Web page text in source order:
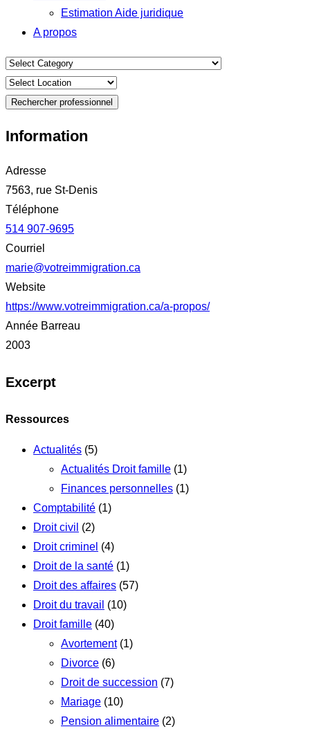
Estimation Aide juridique
A propos
Rechercher professionnel
Information
Adresse
7563, rue St-Denis
Téléphone
514 907-9695
Courriel
marie@votreimmigration.ca
Website
https://www.votreimmigration.ca/a-propos/
Année Barreau
2003
Excerpt
Ressources
Actualités (5)
Actualités Droit famille (1)
Finances personnelles (1)
Comptabilité (1)
Droit civil (2)
Droit criminel (4)
Droit de la santé (1)
Droit des affaires (57)
Droit du travail (10)
Droit famille (40)
Avortement(1)
Divorce (6)
Droit de succession (7)
Mariage (10)
Pension alimentaire (2)